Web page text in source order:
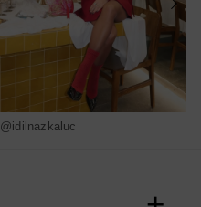
@idilnazkaluc